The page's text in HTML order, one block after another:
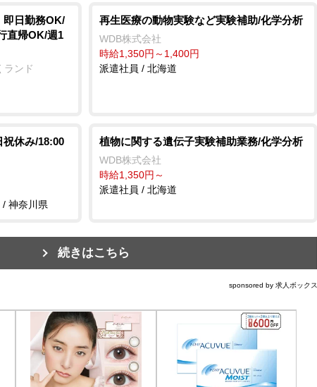
即日勤務OK/
直帰OK/週1
ランド
再生医療の動物実験など実験補助/化学分析
WDB株式会社
時給1,350円～1,400円
派遣社員 / 北海道
祝休み/18:00
神奈川県
植物に関する遺伝子実験補助業務/化学分析
WDB株式会社
時給1,350円～
派遣社員 / 北海道
続きはこちら
sponsored by 求人ボックス